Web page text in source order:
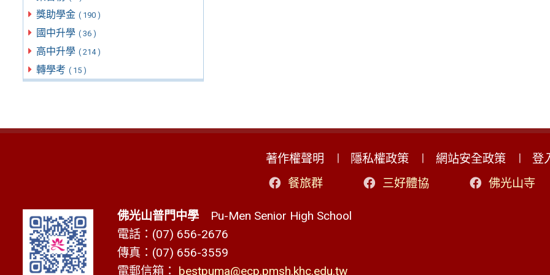
獎助學金 ( 190 )
國中升學 ( 36 )
高中升學 ( 214 )
轉學考 ( 15 )
著作權聲明 隱私權政策 網站安全政策
登
餐旅群
三好體協 佛光山寺
佛光山普門中學Pu-Men Senior High School
電話：(07) 656-2676
傳真：(07) 656-3559
電郵信箱： bestpuma@ecp.pmsh.khc.edu.tw